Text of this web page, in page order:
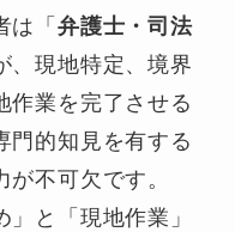
は「弁護士・司法
、現地特定、境界
作業を完了させる
門的知見を有する
が不可欠です。
と「現地作業」